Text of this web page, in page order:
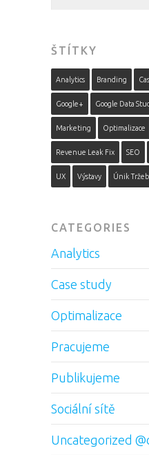
ŠTÍTKY
Analytics Branding
Google+ Google Data
Marketing Optimalizace
Revenue Leak Fix SEO
UX Výstavy Únik Tržeb
CATEGORIES
Analytics
Case study
Optimalizace
Pracujeme
Publikujeme
Sociální sítě
Uncategorized